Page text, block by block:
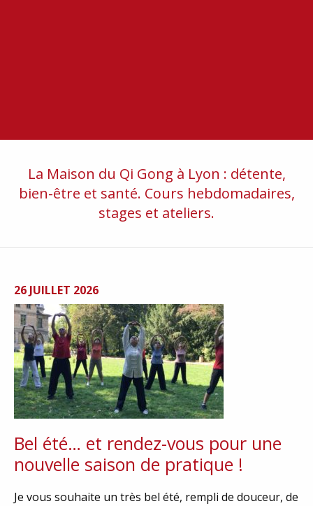
La Maison du Qi Gong à Lyon : détente,
bien-être et santé. Cours hebdomadaires,
stages et ateliers.
26 JUILLET 2026
Bel été… et rendez-vous pour une
nouvelle saison de pratique !
Je vous souhaite un très bel été, rempli de douceur, de